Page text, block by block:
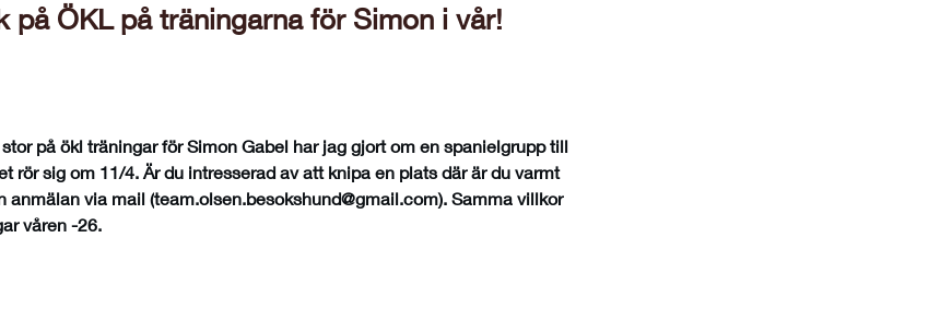
på ÖKL på träningarna för Simon i vår!
på ökl träningar för Simon Gabel har jag gjort om en spanielgrupp till
rör sig om 11/4. Är du intresserad av att knipa en plats där är du varmt
anmälan via mail (team.olsen.besokshund@gmail.com). Samma villkor
våren -26.